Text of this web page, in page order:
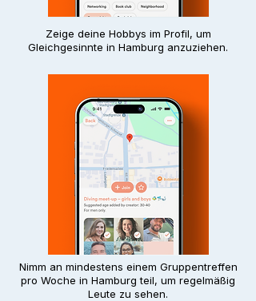
Zeige deine Hobbys im Profil, um
Gleichgesinnte in Hamburg anzuziehen.
Nimm an mindestens einem Gruppentreffen
pro Woche in Hamburg teil, um regelmäßig
Leute zu sehen.